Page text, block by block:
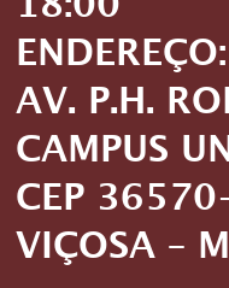
AV. P.H.
CAMPUS
CEP
VIÇOSA –